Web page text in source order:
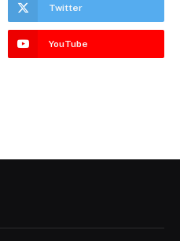
Twitter
YouTube